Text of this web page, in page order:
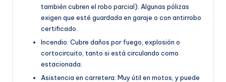
también cubren el robo parcial). Algunas pólizas
exigen que esté guardada en garaje o con antirrobo
certificado.
Incendio: Cubre daños por fuego, explosión o
cortocircuito, tanto si está circulando como
estacionada.
Asistencia en carretera: Muy útil en motos, y puede